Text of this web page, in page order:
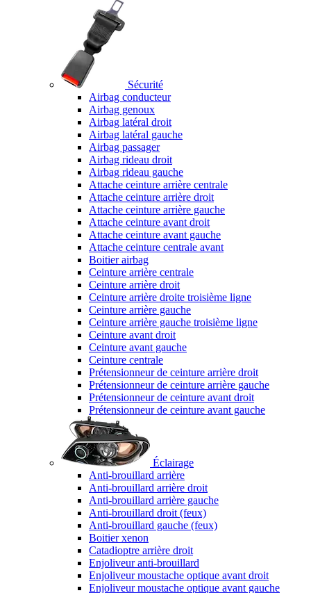
Sécurité
Airbag conducteur
Airbag genoux
Airbag latéral droit
Airbag latéral gauche
Airbag passager
Airbag rideau droit
Airbag rideau gauche
Attache ceinture arrière centrale
Attache ceinture arrière droit
Attache ceinture arrière gauche
Attache ceinture avant droit
Attache ceinture avant gauche
Attache ceinture centrale avant
Boitier airbag
Ceinture arrière centrale
Ceinture arrière droit
Ceinture arrière droite troisième ligne
Ceinture arrière gauche
Ceinture arrière gauche troisième ligne
Ceinture avant droit
Ceinture avant gauche
Ceinture centrale
Prétensionneur de ceinture arrière droit
Prétensionneur de ceinture arrière gauche
Prétensionneur de ceinture avant droit
Prétensionneur de ceinture avant gauche
Éclairage
Anti-brouillard arrière
Anti-brouillard arrière droit
Anti-brouillard arrière gauche
Anti-brouillard droit (feux)
Anti-brouillard gauche (feux)
Boitier xenon
Catadioptre arrière droit
Enjoliveur anti-brouillard
Enjoliveur moustache optique avant droit
Enjoliveur moustache optique avant gauche